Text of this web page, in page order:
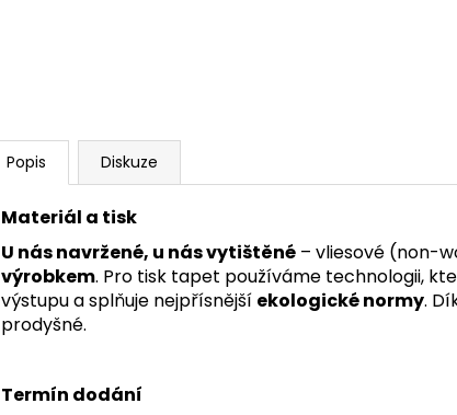
Popis Diskuze
Materiál a tisk
U nás navržené, u nás vytištěné – vliesové (non-
výrobkem. Pro tisk tapet používáme technologii,
výstupu a splňuje nejpřísnější ekologické normy.
prodyšné.
Termín dodání